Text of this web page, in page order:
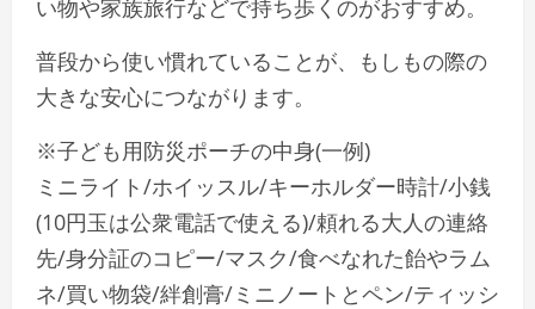
い物や家族旅行などで持ち歩くのがおすすめ。
普段から使い慣れていることが、もしもの際の
大きな安心につながります。
※子ども用防災ポーチの中身(一例)
ミニライト/ホイッスル/キーホルダー時計/小銭
(10円玉は公衆電話で使える)/頼れる大人の連絡
先/身分証のコピー/マスク/食べなれた飴やラム
ネ/買い物袋/絆創膏/ミニノートとペン/ティッシ